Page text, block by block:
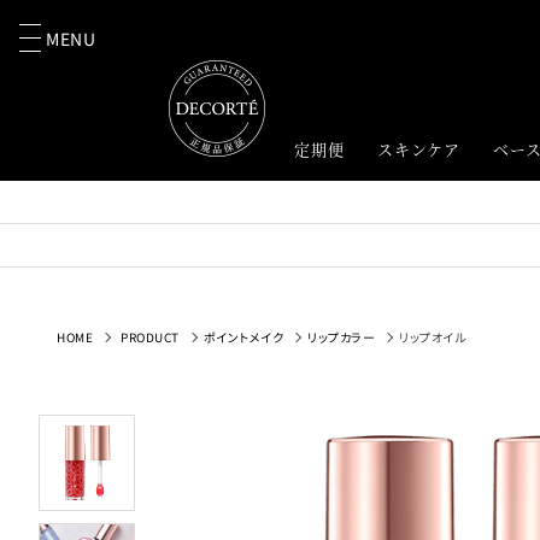
MENU
定期便 スキンケア ベー
HOME PRODUCT ポイントメイク リップカラー リップオイル